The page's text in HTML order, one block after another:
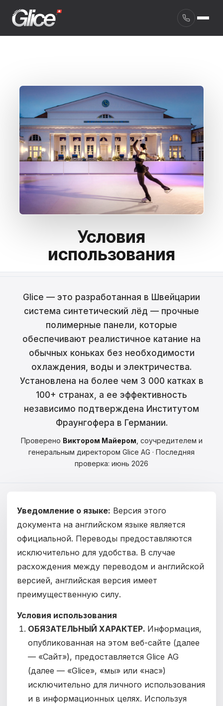
Deutsch
Nederlands
Español
Português
Dansk
Svenska
Suomi
Čeština
Română
日本語
中文
Slovenčina
Türkçe
العربية
Условия
использования
Glice — это разработанная в Швейцарии
система синтетический лёд — прочные
полимерные панели, которые
обеспечивают реалистичное катание на
обычных коньках без необходимости
охлаждения, воды и электричества.
Установлена на более чем 3 000 катках в
100+ странах, а ее эффективность
независимо подтверждена Институтом
Фраунгофера в Германии.
Проверено Виктором Майером , соучредителем и
генеральным директором Glice AG · Последняя
проверка: июнь 2026
Уведомление о языке: Версия этого
документа на английском языке является
официальной. Переводы предоставляются
исключительно для удобства. В случае
расхождения между переводом и английской
версией, английская версия имеет
преимущественную силу.
Условия использования
ОБЯЗАТЕЛЬНЫЙ ХАРАКТЕР. Информация,
опубликованная на этом веб-сайте (далее
— «Сайт»), предоставляется Glice AG
(далее — «Glice», «мы» или «нас»)
исключительно для личного использования
и в информационных целях. Используя